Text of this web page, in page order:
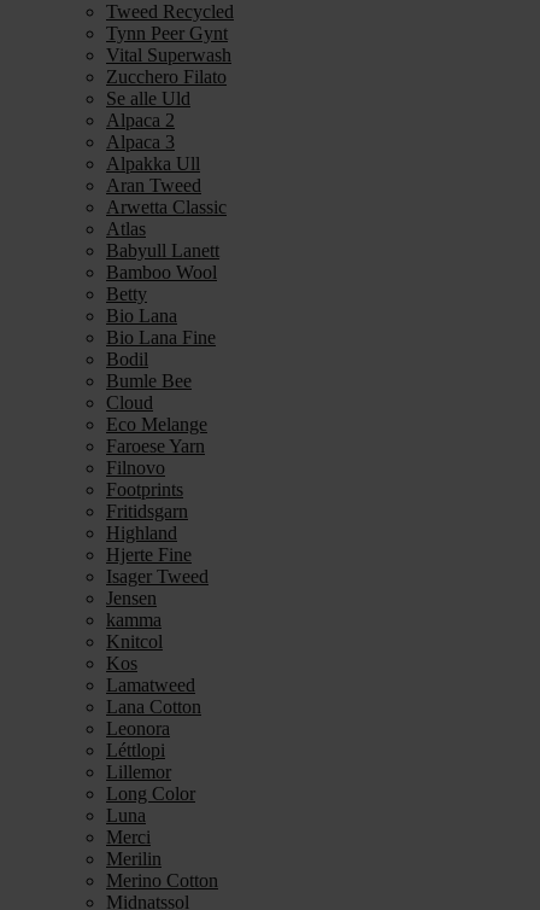
Tweed Recycled
Tynn Peer Gynt
Vital Superwash
Zucchero Filato
Se alle Uld
Alpaca 2
Alpaca 3
Alpakka Ull
Aran Tweed
Arwetta Classic
Atlas
Babyull Lanett
Bamboo Wool
Betty
Bio Lana
Bio Lana Fine
Bodil
Bumle Bee
Cloud
Eco Melange
Faroese Yarn
Filnovo
Footprints
Fritidsgarn
Highland
Hjerte Fine
Isager Tweed
Jensen
kamma
Knitcol
Kos
Lamatweed
Lana Cotton
Leonora
Léttlopi
Lillemor
Long Color
Luna
Merci
Merilin
Merino Cotton
Midnatssol